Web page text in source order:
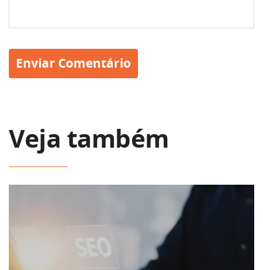
Veja também